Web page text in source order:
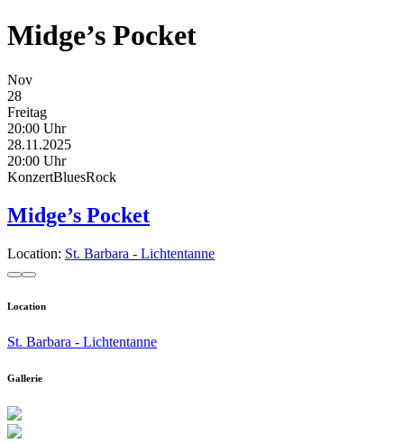
Midge’s Pocket
Nov
28
Freitag
20:00 Uhr
28.11.2025
20:00 Uhr
KonzertBluesRock
Midge’s Pocket
Location: St. Barbara - Lichtentanne
Location
St. Barbara - Lichtentanne
Gallerie